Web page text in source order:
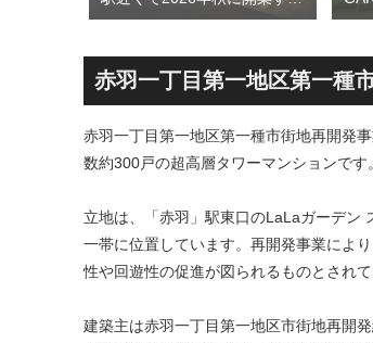
高架下商業施設「寿横
跡地の開発計画や商業ビル建
設進行などにより駅前商業地
が形成へ！！
ズ
テ
設
育
赤羽一丁目第一地区第一種
赤羽一丁目第一地区第一種市街地再開発
数約300戸の超高層タワーマンションです。
立地は、「赤羽」駅東口のLaLaガーデン
一帯に位置しています。再開発事業によ
性や回遊性の促進が図られるものとされて
建築主は赤羽一丁目第一地区市街地再開